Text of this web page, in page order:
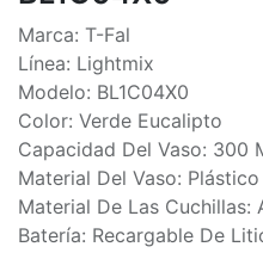
Marca: T-Fal
Línea: Lightmix
Modelo: BL1C04X0
Color: Verde Eucalipto
Capacidad Del Vaso: 300
Material Del Vaso:
Material De Las Cuchillas:
Batería: Recargable De